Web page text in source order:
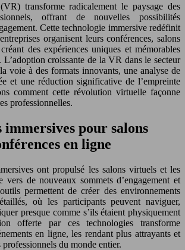
transforme radicalement le paysage des
offrant de nouvelles possibilités
Cette technologie immersive redéfinit
organisent leurs conférences, salons
des expériences uniques et mémorables
L’adoption croissante de la VR dans le secteur
voie à des formats innovants, une analyse de
et une réduction significative de l’empreinte
comment cette révolution virtuelle façonne
professionnelles.
immersives pour salons
en ligne
ont propulsé les salons virtuels et les
vers de nouveaux sommets d’engagement et
permettent de créer des environnements
où les participants peuvent naviguer,
presque comme s’ils étaient physiquement
offerte par ces technologies transforme
en ligne, les rendant plus attrayants et
du monde entier.